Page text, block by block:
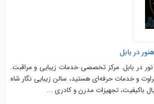
در بابل
نور در بابل. مرکز تخصصی خدمات زیبایی و مراقبت.
و خدمات حرفه‌ای هستید، سالن زیبایی نگار شاه
باکیفیت، تجهیزات مدرن و کادری ...